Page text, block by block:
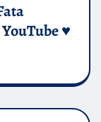
♥️